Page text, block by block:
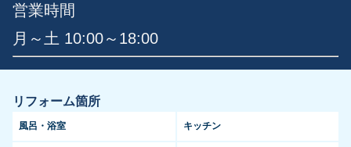
営業時間
月～土 10:00～18:00
リフォーム箇所
風呂・浴室 キッチン